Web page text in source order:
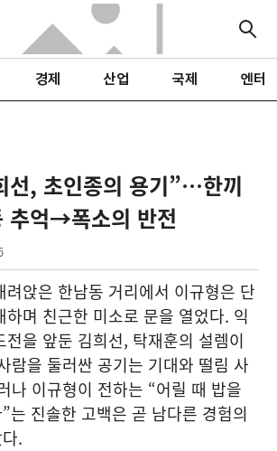
경제 산업 국제 엔터
선, 초인종의 용기”…한끼
추억→폭소의 반전
려앉은 한남동 거리에서 이규형은 단
하며 친근한 미소로 문을 열었다. 익
전을 앞둔 김희선, 탁재훈의 설렘이
람을 둘러싼 공기는 기대와 떨림 사
나 이규형이 전하는 “어릴 때 밥을
는 진솔한 고백은 곧 남다른 경험의
.